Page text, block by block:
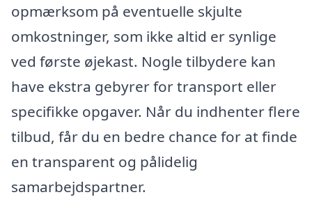
opmærksom på eventuelle skjulte
omkostninger, som ikke altid er synlige
ved første øjekast. Nogle tilbydere kan
have ekstra gebyrer for transport eller
specifikke opgaver. Når du indhenter flere
tilbud, får du en bedre chance for at finde
en transparent og pålidelig
samarbejdspartner.